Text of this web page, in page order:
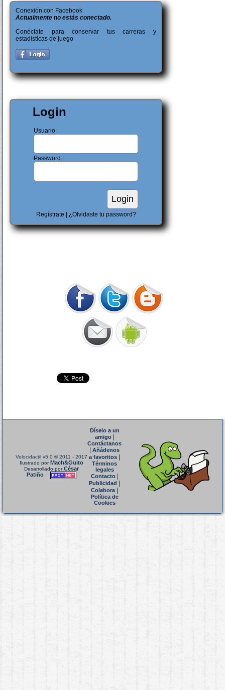
Conexión con Facebook
Actualmente no estás conectado.
Conéctate para conservar tus carreras y
estadísticas de juego
Login
Usuario:
Password:
Regístrate ¿Olvidaste tu password?
Velocidactil v5.0 © 2011 - 2017
Ilustrado porMach&Guito
Desarrollado porCésar
Patiño
Díselo a un
amigo|
Contáctanos
Añádenos
a favoritos
Términos
legales
Contacto|
Publicidad
Colabora|
Política de
Cookies